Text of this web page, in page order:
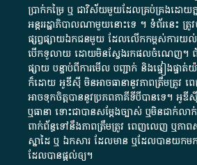
ប្រាក់​កម្រៃ​ ឬ​ ជា​វិស័យ​មួយ​ដែល​គ្រប់គ្រង​ដោយ​ភ្ន
អន្តររដ្ឋាភិបាល​ណាមួយ​នោះ​ទេ ​។​ ទំព័រ​នេះ​ ត្រូ
ផ្សព្វផ្សាយ​ឯកជន​មួយ​ ដែល​លើកកម្ពស់​ការ​
បើក​ទូលាយ​ ដោយ​មិនស្វែង​រក​ផល​ចំណេញ​។​ ព័
ផ្សាយ​ បន្ទាប់​ពី​ការ​មើល​ បញ្ជាក់​ និង​ផ្ទៀងផ្ទ
ក៏​ដោយ​ អូ​ឌី​ស៊ី​ មិន​អាច​ធានា​នូវ​ភាព​ត្រឹមត្រូវ​
អាច​ទុកចិត្ត​បាននូវ​ប្រភព​ភាគី​ទី​បី​បាន​ទេ​។​ អូ​ឌី​
ឬ​ធានា​ ទោះជា​បាន​សម្តែង​ច្បាស់​ ឬ​មិន​ជាក់លា
ពាក់ព័ន្ធ​ទៅ​នឹង​ភាព​ត្រឹមត្រូវ​ ពេញលេញ​ ឬ​ភា
ស្នាដៃ​ ឬ​ ឯកសារ​ ដែល​មាន​ ឬ​ដែល​បាន​យក​
ដែល​បាន​ផ្តល់​ឲ្យ​។